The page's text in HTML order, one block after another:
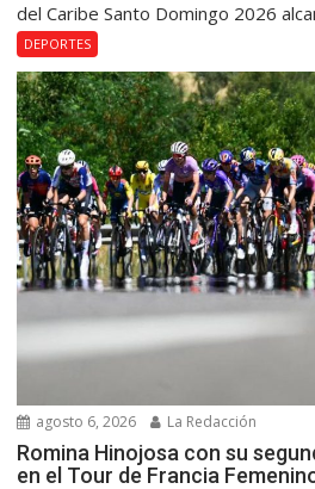
del Caribe Santo Domingo 2026
DEPORTES
agosto 6, 2026 La Redacción
Romina Hinojosa con su
en el Tour de Francia